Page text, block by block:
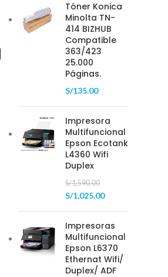
Tóner Konica
Minolta TN-
414 BIZHUB
Compatible
363/423
25.000
Páginas.
S/135.00
Impresora
Multifuncional
Epson Ecotank
L4360 Wifi
Duplex
S/1,590.00
S/1,025.00
Impresoras
Multifuncional
Epson L6370
Ethernat Wifi/
Duplex/ ADF